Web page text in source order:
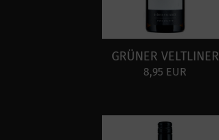
GRÜNER VELTLINER
8,95 EUR